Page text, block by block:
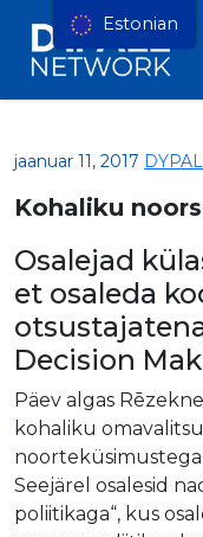
jaanuar 11, 2017
Kohaliku
Osalejad
et osaleda
Decision
Päev algas
kohaliku
Seejärel osalesid
poliitikaga“, kus
Estonian